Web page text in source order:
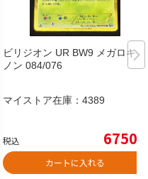
ビリジオン UR BW9 メガロキャ
ノン 084/076
マイストア在庫： 4389
税込 6750
カートに入れる